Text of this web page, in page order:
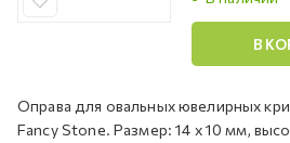
В
Оправа для овальных ювелирных
Fancy Stone. Размер: 14 х 10 мм,